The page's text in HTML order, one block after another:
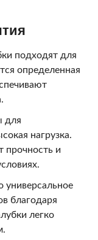
подходят для
определенная
для
нагрузка.
прочность и
универсальное
благодаря
легко